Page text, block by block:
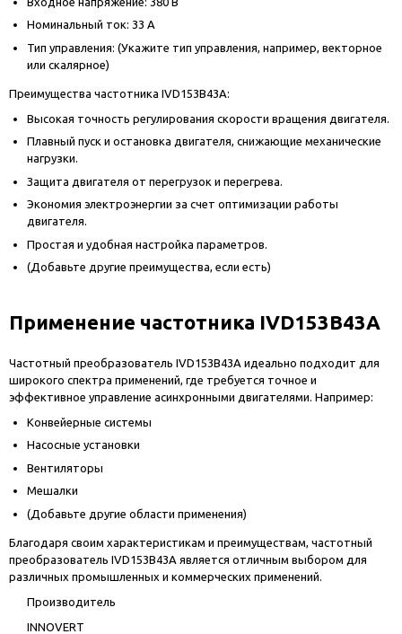
Номинальный ток: 33 А
Тип управления: (Укажите тип управления, например, векторное
или скалярное)
Преимущества частотника IVD153B43A:
Высокая точность регулирования скорости вращения двигателя.
Плавный пуск и остановка двигателя, снижающие механические
нагрузки.
Защита двигателя от перегрузок и перегрева.
Экономия электроэнергии за счет оптимизации работы
двигателя.
Простая и удобная настройка параметров.
(Добавьте другие преимущества, если есть)
Применение частотника IVD153B43A
Частотный преобразователь IVD153B43A идеально подходит для
широкого спектра применений, где требуется точное и
эффективное управление асинхронными двигателями. Например:
Конвейерные системы
Насосные установки
Вентиляторы
Мешалки
(Добавьте другие области применения)
Благодаря своим характеристикам и преимуществам, частотный
преобразователь IVD153B43A является отличным выбором для
различных промышленных и коммерческих применений.
Производитель
INNOVERT